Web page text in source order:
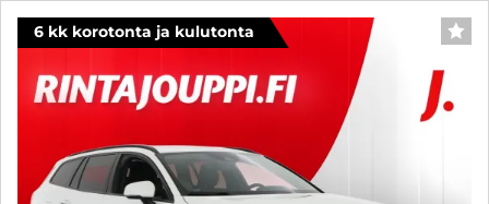
6 kk korotonta ja kulutonta